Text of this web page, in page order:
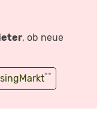
, ob neue
**